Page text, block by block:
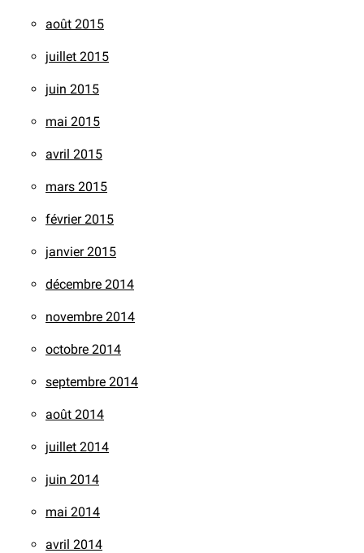
août 2015
juillet 2015
juin 2015
mai 2015
avril 2015
mars 2015
février 2015
janvier 2015
décembre 2014
novembre 2014
octobre 2014
septembre 2014
août 2014
juillet 2014
juin 2014
mai 2014
avril 2014